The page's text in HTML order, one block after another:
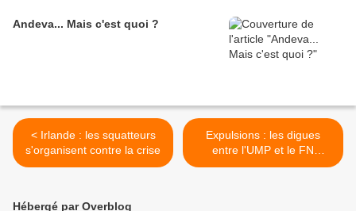
Andeva... Mais c'est quoi ?
< Irlande : les squatteurs
s'organisent contre la crise
Expulsions : les digues
entre l'UMP et le FN
s'estompent >
Hébergé par Overblog